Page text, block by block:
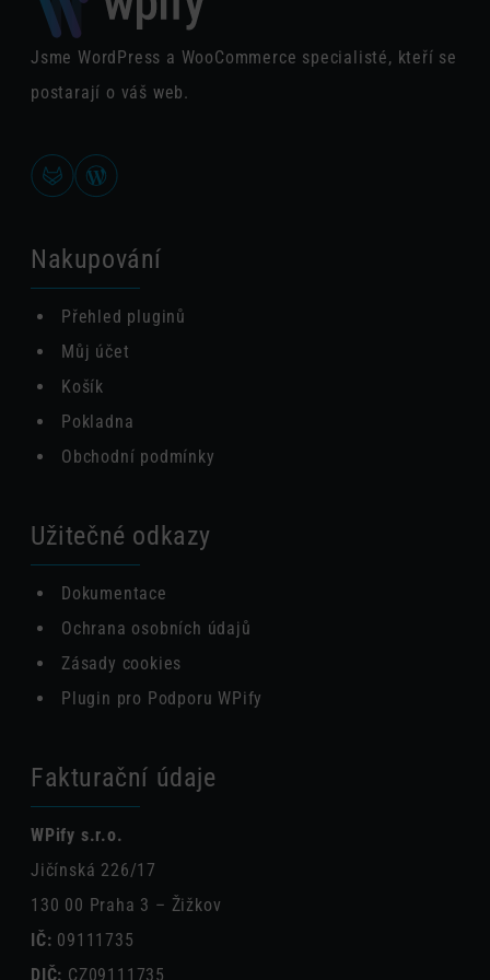
Jsme WordPress a WooCommerce specialisté, kteří se
postarají o váš web.
Nakupování
Přehled pluginů
Můj účet
Košík
Pokladna
Obchodní podmínky
Užitečné odkazy
Dokumentace
Ochrana osobních údajů
Zásady cookies
Plugin pro Podporu WPify
Fakturační údaje
WPify s.r.o.
Jičínská 226/17
130 00 Praha 3 – Žižkov
IČ: 09111735
DIČ: CZ09111735